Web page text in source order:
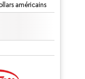
américains
sous CC BY 4.0.